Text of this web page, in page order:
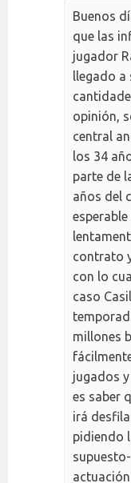
Buenos
que las
jugador
llegado a
opinión,
central
los 34
parte de
años del
contrato
con lo
caso
millones
jugados
es saber
irá
pidiendo